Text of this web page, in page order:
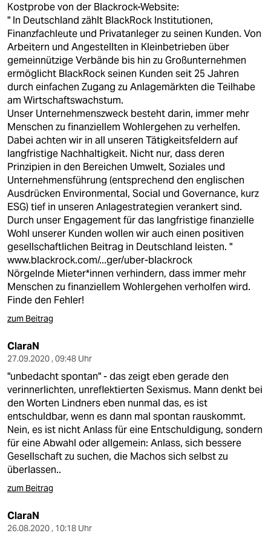
Kostprobe von der Blackrock-Website:
" In Deutschland zählt BlackRock Institutionen,
Finanzfachleute und Privatanleger zu seinen Kunden. Von
Arbeitern und Angestellten in Kleinbetrieben über
gemeinnützige Verbände bis hin zu Großunternehmen
ermöglicht BlackRock seinen Kunden seit 25 Jahren
durch einfachen Zugang zu Anlagemärkten die Teilhabe
am Wirtschaftswachstum.
Unser Unternehmenszweck besteht darin, immer mehr
Menschen zu finanziellem Wohlergehen zu verhelfen.
Dabei achten wir in all unseren Tätigkeitsfeldern auf
langfristige Nachhaltigkeit. Nicht nur, dass deren
Prinzipien in den Bereichen Umwelt, Soziales und
Unternehmensführung (entsprechend den englischen
Ausdrücken Environmental, Social und Governance, kurz
ESG) tief in unseren Anlagestrategien verankert sind.
Durch unser Engagement für das langfristige finanzielle
Wohl unserer Kunden wollen wir auch einen positiven
gesellschaftlichen Beitrag in Deutschland leisten. "
www.blackrock.com/...ger/uber-blackrock
Nörgelnde Mieter*innen verhindern, dass immer mehr
Menschen zu finanziellem Wohlergehen verholfen wird.
Finde den Fehler!
zum Beitrag
ClaraN
27.09.2020 , 09:48 Uhr
"unbedacht spontan" - das zeigt eben gerade den
verinnerlichten, unreflektierten Sexismus. Mann denkt bei
den Worten Lindners eben nunmal das, es ist
entschuldbar, wenn es dann mal spontan rauskommt.
Nein, es ist nicht Anlass für eine Entschuldigung, sondern
für eine Abwahl oder allgemein: Anlass, sich bessere
Gesellschaft zu suchen, die Machos sich selbst zu
überlassen..
zum Beitrag
ClaraN
26.08.2020 , 10:18 Uhr